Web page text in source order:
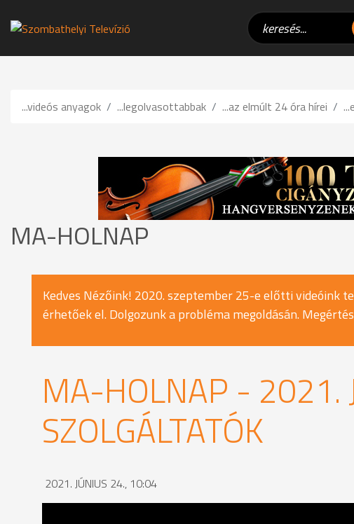
...videós anyagok ...legolvasottabbak ...az elmúlt 24 óra hírei
MA-HOLNAP
Kedves Nézőink! 2020. szeptember 25-e előtti videóink
érhetőek el. Dolgozunk a probléma megoldásán.
MA-HOLNAP - 2021.
SZOLGÁLTATÓK
2021. JÚNIUS 24., 10:04